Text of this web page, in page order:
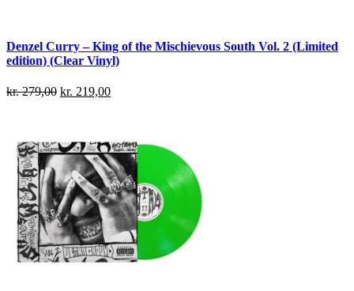
Denzel Curry – King of the Mischievous South Vol. 2 (Limited
edition) (Clear Vinyl)
kr.279,00 kr. 219,00